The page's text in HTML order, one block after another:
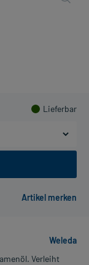
Lieferbar
Weleda
Verleiht